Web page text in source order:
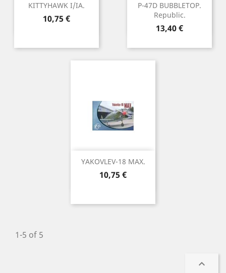
KITTYHAWK I/IA.
Precio
10,75 €
P-47D BUBBLETOP.
Republic.
Precio
13,40 €
YAKOVLEV-18 MAX.
Precio
10,75 €
1-5 of 5
